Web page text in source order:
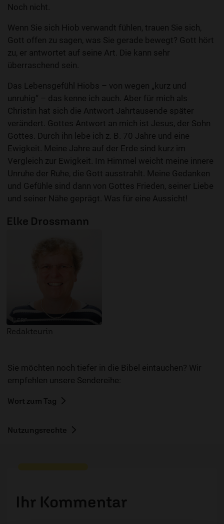
Noch nicht.
Wenn Sie sich Hiob verwandt fühlen, trauen Sie sich,
Gott offen zu sagen, was Sie gerade bewegt? Gott hört
zu, er antwortet auf seine Art. Die kann sehr
überraschend sein.
Das Lebensgefühl Hiobs – von wegen „kurz und
unruhig“ – das kenne ich auch. Aber für mich als
Christin hat sich die Antwort Jahrtausende später
verändert. Gottes Antwort an mich ist Jesus, der Sohn
Gottes. Durch ihn lebe ich z. B. 70 Jahre und eine
Ewigkeit. Meine Jahre auf der Erde sind kurz im
Vergleich zur Ewigkeit. Im Himmel weicht meine innere
Unruhe der Ruhe, die Gott ausstrahlt. Meine Gedanken
und Gefühle sind dann von Gottes Frieden, seiner Liebe
und seiner Nähe geprägt. Was für eine Aussicht!
Elke Drossmann
© ERF
Redakteurin
Sie möchten noch tiefer in die Bibel eintauchen? Wir
empfehlen unsere Sendereihe:
Wort zum Tag
Nutzungsrechte
Ihr Kommentar